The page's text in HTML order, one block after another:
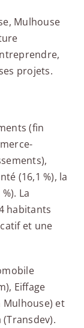
Mulhouse
projets.
(fin
(16,1 %), la
La
habitants
et une
Eiffage
Mulhouse) et